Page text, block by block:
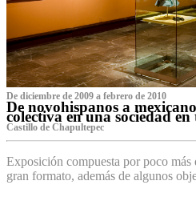
De diciembre de 2009 a febrero de 2010
De novohispanos a
colectiva en una sociedad
Castillo de Chapultepec
Exposición compuesta por poco
gran formato, además de algunos